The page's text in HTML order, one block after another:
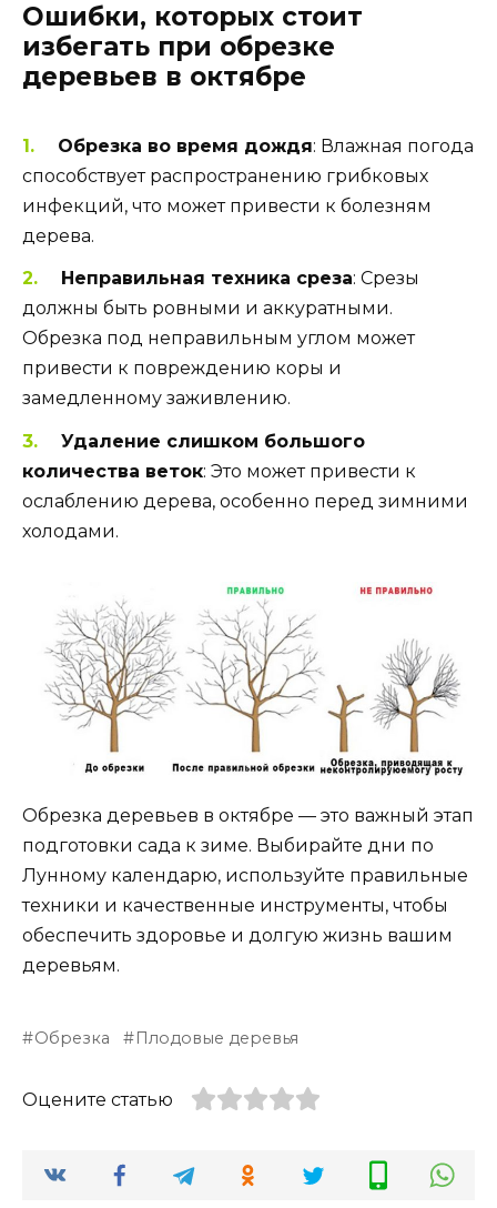
Ошибки, которых стоит
избегать при обрезке
деревьев в октябре
Обрезка во время дождя: Влажная погода
способствует распространению грибковых
инфекций, что может привести к болезням
дерева.
Неправильная техника среза: Срезы
должны быть ровными и аккуратными.
Обрезка под неправильным углом может
привести к повреждению коры и
замедленному заживлению.
Удаление слишком большого
количества веток: Это может привести к
ослаблению дерева, особенно перед зимними
холодами.
Обрезка деревьев в октябре — это важный этап
подготовки сада к зиме. Выбирайте дни по
Лунному календарю, используйте правильные
техники и качественные инструменты, чтобы
обеспечить здоровье и долгую жизнь вашим
деревьям.
Обрезка Плодовые деревья
Оцените статью